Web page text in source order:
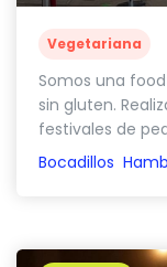
Vegetariana
Somos una
sin gluten.
festivales de
Bocadillos